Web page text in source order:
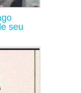
seu